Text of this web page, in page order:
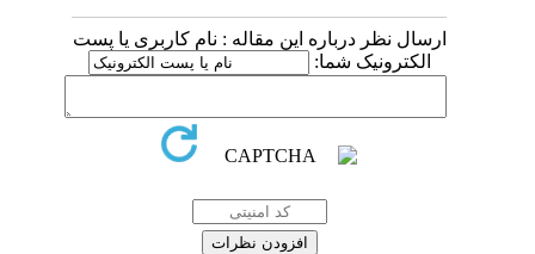
ارسال نظر درباره این مقاله : نام کاربری یا پست
الکترونیک شما: